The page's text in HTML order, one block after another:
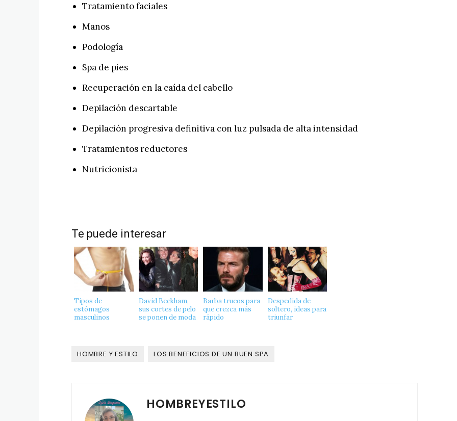
Tratamiento faciales
Manos
Podología
Spa de pies
Recuperación en la caída del cabello
Depilación descartable
Depilación progresiva definitiva con luz pulsada de alta intensidad
Tratamientos reductores
Nutricionista
Te puede interesar
Tipos de
estómagos
masculinos
David Beckham,
sus cortes de pelo
se ponen de moda
Barba trucos para
que crezca más
rápido
Despedida de
soltero, ideas para
triunfar
HOMBRE Y ESTILO LOS BENEFICIOS DE UN BUEN SPA
HOMBREYESTILO